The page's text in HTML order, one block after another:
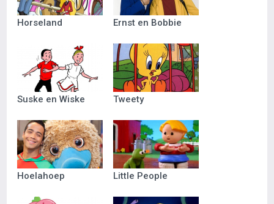
Horseland Ernst en Bobbie
Suske en Wiske Tweety
Hoelahoep Little People